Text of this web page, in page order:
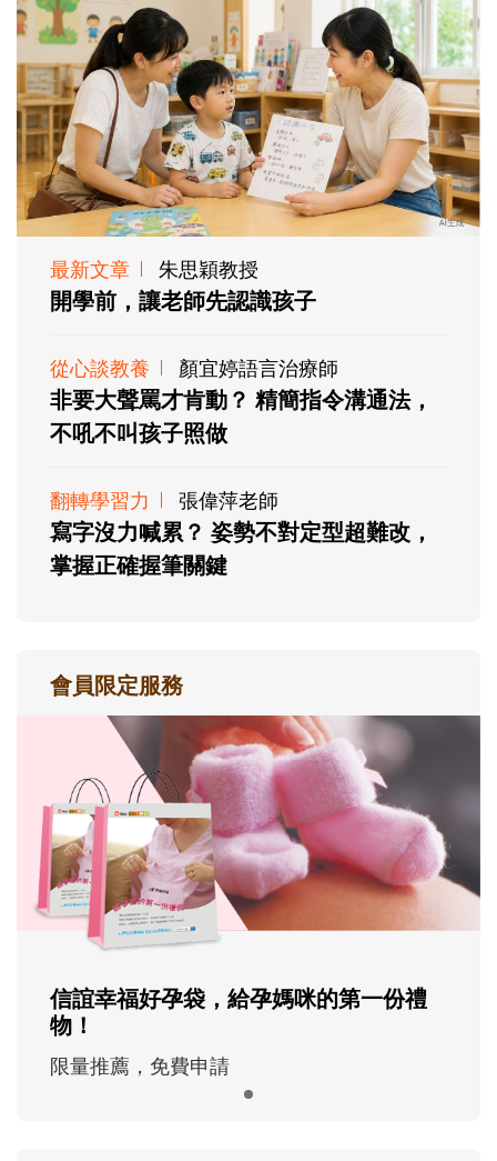
最新文章 朱思穎教授
開學前，讓老師先認識孩子
從心談教養 顏宜婷語言治療師
非要大聲罵才肯動？ 精簡指令溝通法，
不吼不叫孩子照做
翻轉學習力 張偉萍老師
寫字沒力喊累？ 姿勢不對定型超難改，
掌握正確握筆關鍵
會員限定服務
信誼幸福好孕袋，給孕媽咪的第一份禮
物！
限量推薦，免費申請